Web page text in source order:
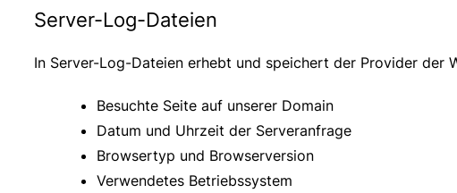
Server-Log-Dateien
In Server-Log-Dateien erhebt und speichert der Provider der
Besuchte Seite auf unserer Domain
Datum und Uhrzeit der Serveranfrage
Browsertyp und Browserversion
Verwendetes Betriebssystem